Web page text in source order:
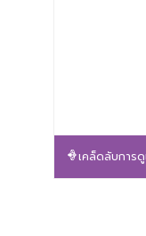
เคล็ดลับการ